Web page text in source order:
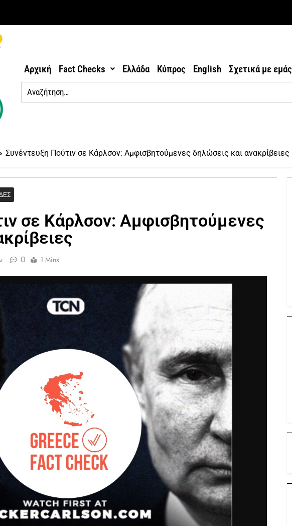
Αρχική Fact Checks Ελλάδα Κύπρος English Σχετικά με εμάς
Συνέντευξη Πούτιν σε Κάρλσον: Αμφισβητούμενες δηλώσεις και ανακρίβειες
σε Κάρλσον: Αμφισβητούμενες
0 1 Mins